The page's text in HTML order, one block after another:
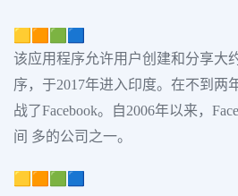
🟨🟧🟩🟦
该应用程序允许用户创建和分享大
序，于2017年进入印度。在不到两
战了Facebook。自2006年以来，
间 多的公司之一。
🟨🟧🟩🟦